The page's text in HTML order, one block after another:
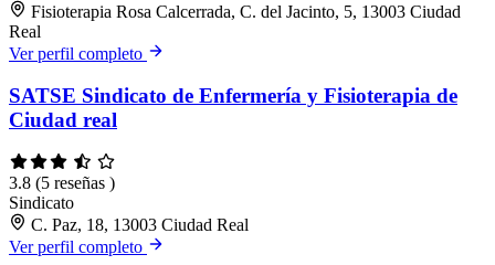
Fisioterapia Rosa Calcerrada, C. del Jacinto, 5, 13003 Ciudad
Real
Ver perfil completo
SATSE Sindicato de Enfermería y Fisioterapia de
Ciudad real
3.8 (5 reseñas )
Sindicato
C. Paz, 18, 13003 Ciudad Real
Ver perfil completo